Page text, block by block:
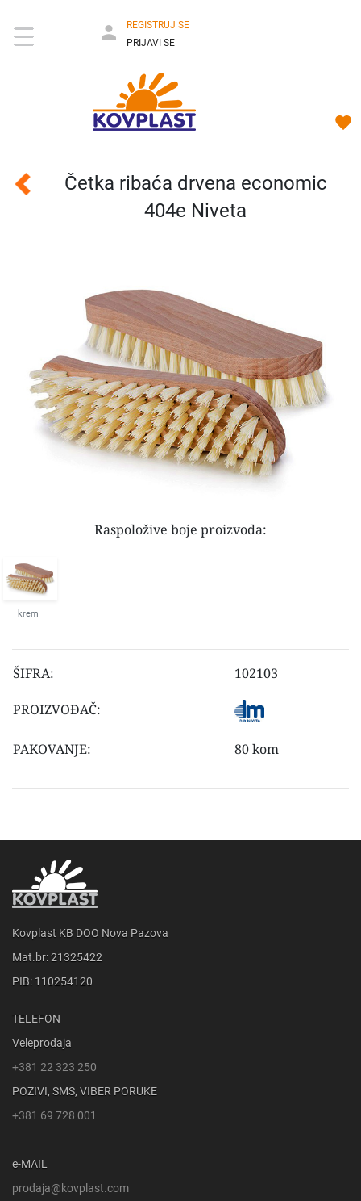
REGISTRUJ SE
PRIJAVI SE
Četka ribaća drvena economic
404e Niveta
Raspoložive boje proizvoda:
krem
ŠIFRA: 102103
PROIZVOĐAČ:
PAKOVANJE: 80 kom
Kovplast KB DOO Nova Pazova
Mat.br: 21325422
PIB: 110254120
TELEFON
Veleprodaja
+381 22 323 250
POZIVI, SMS, VIBER PORUKE
+381 69 728 001
e-MAIL
prodaja@kovplast.com